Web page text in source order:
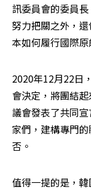
訊委員會的委員
努力把關之外，
本如何履行國際
2020年12月22日
會決定，將團結
議會發表了共同
家們，建構專門
否。
值得一提的是，